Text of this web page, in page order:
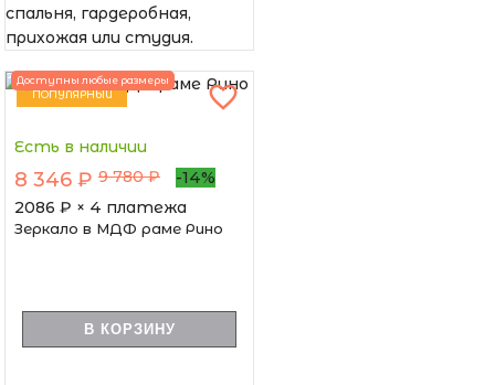
спальня, гардеробная,
прихожая или студия.
ПОПУЛЯРНЫЙ
Доступны любые размеры
Есть в наличии
8 346 ₽ 9 780 ₽
-14%
2086 ₽ × 4 платежа
Зеркало в МДФ раме Рино
В КОРЗИНУ